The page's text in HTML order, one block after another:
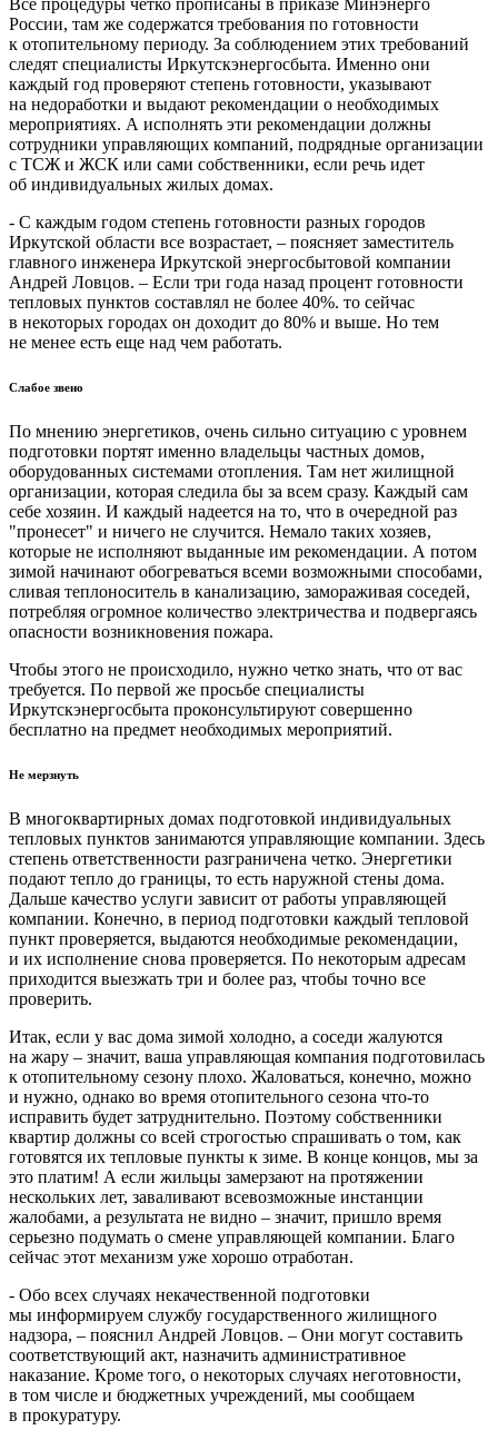
Все процедуры четко прописаны в приказе Минэнерго
России, там же содержатся требования по готовности
к отопительному периоду. За соблюдением этих требований
следят специалисты Иркутскэнергосбыта. Именно они
каждый год проверяют степень готовности, указывают
на недоработки и выдают рекомендации о необходимых
мероприятиях. А исполнять эти рекомендации должны
сотрудники управляющих компаний, подрядные организации
с ТСЖ и ЖСК или сами собственники, если речь идет
об индивидуальных жилых домах.
- С каждым годом степень готовности разных городов
Иркутской области все возрастает, – поясняет заместитель
главного инженера Иркутской энергосбытовой компании
Андрей Ловцов. – Если три года назад процент готовности
тепловых пунктов составлял не более 40%. то сейчас
в некоторых городах он доходит до 80% и выше. Но тем
не менее есть еще над чем работать.
Слабое звено
По мнению энергетиков, очень сильно ситуацию с уровнем
подготовки портят именно владельцы частных домов,
оборудованных системами отопления. Там нет жилищной
организации, которая следила бы за всем сразу. Каждый сам
себе хозяин. И каждый надеется на то, что в очередной раз
"пронесет" и ничего не случится. Немало таких хозяев,
которые не исполняют выданные им рекомендации. А потом
зимой начинают обогреваться всеми возможными способами,
сливая теплоноситель в канализацию, замораживая соседей,
потребляя огромное количество электричества и подвергаясь
опасности возникновения пожара.
Чтобы этого не происходило, нужно четко знать, что от вас
требуется. По первой же просьбе специалисты
Иркутскэнергосбыта проконсультируют совершенно
бесплатно на предмет необходимых мероприятий.
Не мерзнуть
В многоквартирных домах подготовкой индивидуальных
тепловых пунктов занимаются управляющие компании. Здесь
степень ответственности разграничена четко. Энергетики
подают тепло до границы, то есть наружной стены дома.
Дальше качество услуги зависит от работы управляющей
компании. Конечно, в период подготовки каждый тепловой
пункт проверяется, выдаются необходимые рекомендации,
и их исполнение снова проверяется. По некоторым адресам
приходится выезжать три и более раз, чтобы точно все
проверить.
Итак, если у вас дома зимой холодно, а соседи жалуются
на жару – значит, ваша управляющая компания подготовилась
к отопительному сезону плохо. Жаловаться, конечно, можно
и нужно, однако во время отопительного сезона что-то
исправить будет затруднительно. Поэтому собственники
квартир должны со всей строгостью спрашивать о том, как
готовятся их тепловые пункты к зиме. В конце концов, мы за
это платим! А если жильцы замерзают на протяжении
нескольких лет, заваливают всевозможные инстанции
жалобами, а результата не видно – значит, пришло время
серьезно подумать о смене управляющей компании. Благо
сейчас этот механизм уже хорошо отработан.
- Обо всех случаях некачественной подготовки
мы информируем службу государственного жилищного
надзора, – пояснил Андрей Ловцов. – Они могут составить
соответствующий акт, назначить административное
наказание. Кроме того, о некоторых случаях неготовности,
в том числе и бюджетных учреждений, мы сообщаем
в прокуратуру.